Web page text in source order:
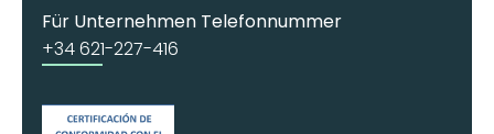
Für Unternehmen Telefonnummer
+34 621-227-416